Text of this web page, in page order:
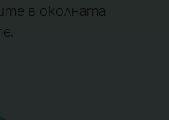
в околната